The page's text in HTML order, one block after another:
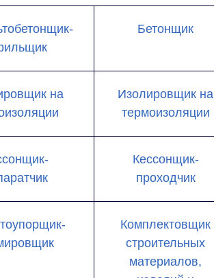
Бетонщик
на
Изолировщик на
термоизоляции
Кессонщик-
проходчик
Комплектовщик
строительных
материалов,